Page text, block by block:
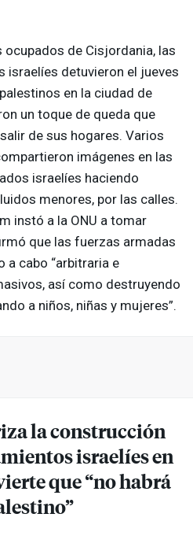
de Cisjordania, las
israelíes detuvieron el jueves
en la ciudad de
un toque de queda que
de sus hogares. Varios
imágenes en las
israelíes haciendo
menores, por las calles.
instó a la ONU a tomar
que las fuerzas armadas
a cabo “arbitraria e
así como destruyendo
a niños, niñas y mujeres”.
la construcción
israelíes en
que “no habrá